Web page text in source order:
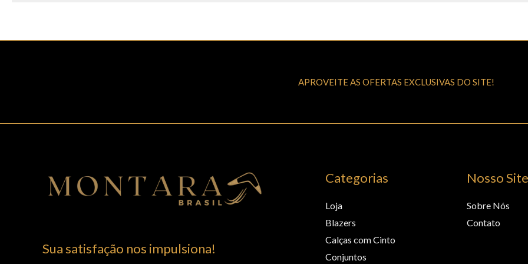
APROVEITE AS OFERTAS EXCLUSIVAS DO SITE!
Sua satisfação nos impulsiona!
Categorias
Loja
Blazers
Calças com Cinto
Conjuntos
Nosso Site
Sobre Nós
Contato